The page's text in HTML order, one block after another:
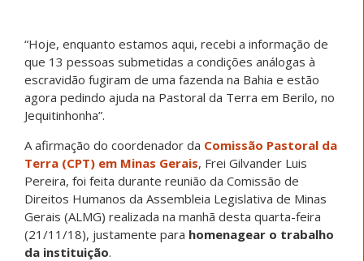
“Hoje, enquanto estamos aqui, recebi a informação de
que 13 pessoas submetidas a condições análogas à
escravidão fugiram de uma fazenda na Bahia e estão
agora pedindo ajuda na Pastoral da Terra em Berilo, no
Jequitinhonha”.
A afirmação do coordenador da Comissão Pastoral da
Terra (CPT) em Minas Gerais, Frei Gilvander Luis
Pereira, foi feita durante reunião da Comissão de
Direitos Humanos da Assembleia Legislativa de Minas
Gerais (ALMG) realizada na manhã desta quarta-feira
(21/11/18), justamente para homenagear o trabalho
da instituição.